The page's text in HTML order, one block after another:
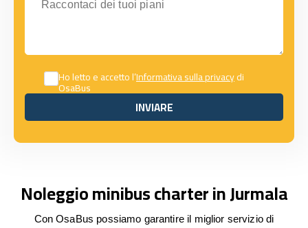
Ho letto e accetto l’Informativa sulla privacydi
OsaBus
INVIARE
INVIARE
Noleggio minibus charter in Jurmala
Con OsaBus possiamo garantire il miglior servizio di